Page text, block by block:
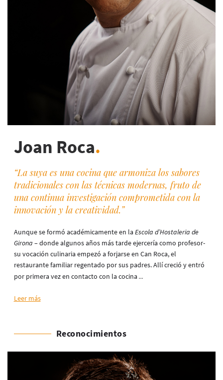
Joan Roca.
“La suya es una cocina que armoniza los sabores
tradicionales con las técnicas modernas, fruto de
una continua investigación comprometida con la
innovación y la creatividad.”
Aunque se formó académicamente en la Escola d’Hostaleria de
Girona – donde algunos años más tarde ejercería como profesor-
su vocación culinaria empezó a forjarse en Can Roca, el
restaurante familiar regentado por sus padres. Allí creció y entró
por primera vez en contacto con la cocina ...
Leer más
Reconocimientos